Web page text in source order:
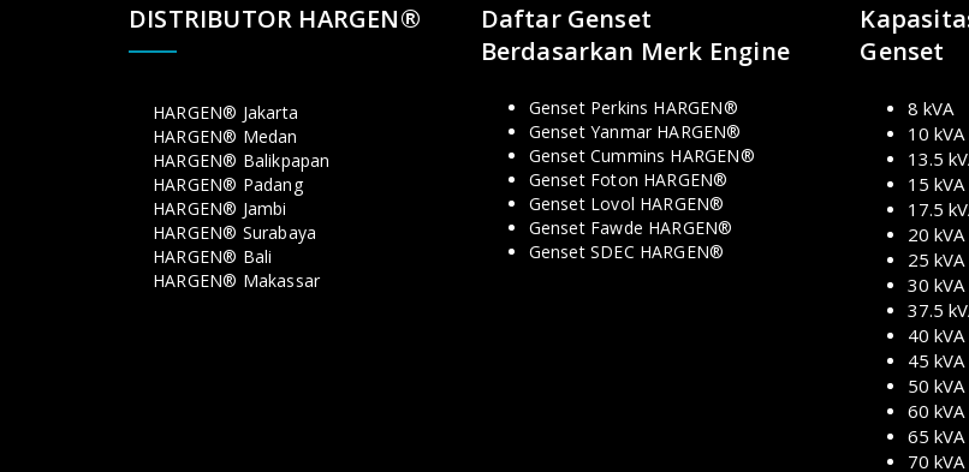
DISTRIBUTOR HARGEN®
HARGEN® Jakarta
HARGEN® Medan
HARGEN® Balikpapan
HARGEN® Padang
HARGEN® Jambi
HARGEN® Surabaya
HARGEN® Bali
HARGEN® Makassar
Daftar Genset
Berdasarkan Merk Engine
Genset Perkins HARGEN®
Genset Yanmar HARGEN®
Genset Cummins HARGEN®
Genset Foton HARGEN®
Genset Lovol HARGEN®
Genset Fawde HARGEN®
Genset SDEC HARGEN®
Genset
8 kVA
10 kVA
13.5
15 kVA
17.5
20 kVA
25 kVA
30 kVA
37.5
40 kVA
45 kVA
50 kVA
60 kVA
65 kVA
70 kVA